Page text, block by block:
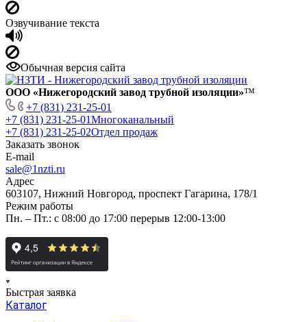
Озвучивание текста
Обычная версия сайта
ООО «Нижегородский завод трубной изоляции»™
+7 (831) 231-25-01
+7 (831) 231-25-01Многоканальный
+7 (831) 231-25-02Отдел продаж
Заказать звонок
E-mail
sale@1nzti.ru
Адрес
603107, Нижний Новгород, проспект Гагарина, 178/1
Режим работы
Пн. – Пт.: с 08:00 до 17:00 перерыв 12:00-13:00
Быстрая заявка
Каталог